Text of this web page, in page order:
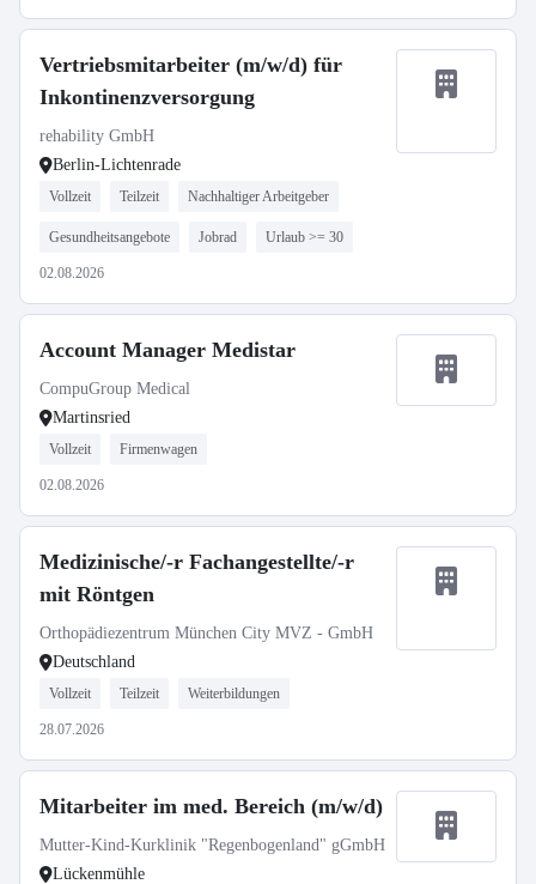
Vertriebsmitarbeiter (m/w/d) für
Inkontinenzversorgung
rehability GmbH
Berlin-Lichtenrade
Vollzeit Teilzeit Nachhaltiger Arbeitgeber
Gesundheitsangebote Jobrad Urlaub >= 30
02.08.2026
Account Manager Medistar
CompuGroup Medical
Martinsried
Vollzeit Firmenwagen
02.08.2026
Medizinische/-r Fachangestellte/-r
mit Röntgen
Orthopädiezentrum München City MVZ - GmbH
Deutschland
Vollzeit Teilzeit Weiterbildungen
28.07.2026
Mitarbeiter im med. Bereich (m/w/d)
Mutter-Kind-Kurklinik "Regenbogenland" gGmbH
Lückenmühle